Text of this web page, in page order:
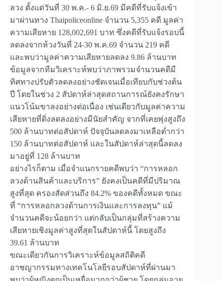
ลวง ตั้งแต่วันที่ 30 พ.ค.- 6 มิ.ย.69 มีคดีที่รับแจ้งเข้า
มาผ่านทาง Thaipoliceonline จำนวน 5,355 คดี มูลค่า
ความเสียหาย 128,002,691 บาท ซึ่งคดีที่รับแจ้งรอบนี้
ลดลงจากห้วงวันที่ 24-30 พ.ค.69 จำนวน 219 คดี
และพบว่ามูลค่าความเสียหายลดลง 9.86 ล้านบาท
ข้อมูลจากทีมวิเคราะห์พบว่าภาพรวมจำนวนคดีมี
ทิศทางปรับตัวลดลงอย่างชัดเจนเมื่อเทียบกับช่วงต้น
ปี โดยในช่วง 2 สัปดาห์ล่าสุดสถานการณ์ยังคงรักษา
แนวโน้มขาลงอย่างต่อเนื่อง เช่นเดียวกับมูลค่าความ
เสียหายที่ดิ่งลดลงอย่างมีนัยสำคัญ จากที่เคยพุ่งสูงถึง
500 ล้านบาทต่อสัปดาห์ ปัจจุบันลดลงมาเหลือต่ำกว่า
150 ล้านบาทต่อสัปดาห์ และในสัปดาห์ล่าสุดนี้ลดลง
มาอยู่ที่ 128 ล้านบาท
อย่างไรก็ตาม เมื่อจำแนกรายคดีพบว่า “การหลอก
ลวงด้านสินค้าและบริการ” ยังคงเป็นคดีที่มีปริมาณ
สูงที่สุด ครองสัดส่วนถึง 84.2% ของคดีทั้งหมด ขณะ
ที่ “การหลอกลวงด้านการเงินและการลงทุน” แม้
จำนวนคดีจะน้อยกว่า แต่กลับเป็นกลุ่มที่สร้างความ
เสียหายเชิงมูลค่าสูงที่สุดในสัปดาห์นี้ โดยสูงถึง
39.61 ล้านบาท
ขณะเดียวกันการวิเคราะห์ข้อมูลสถิติคดี
อาชญากรรมทางเทคโนโลยีรอบสัปดาห์ที่ผ่านมา